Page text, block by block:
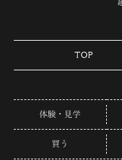
TOP
体験・見学
買う